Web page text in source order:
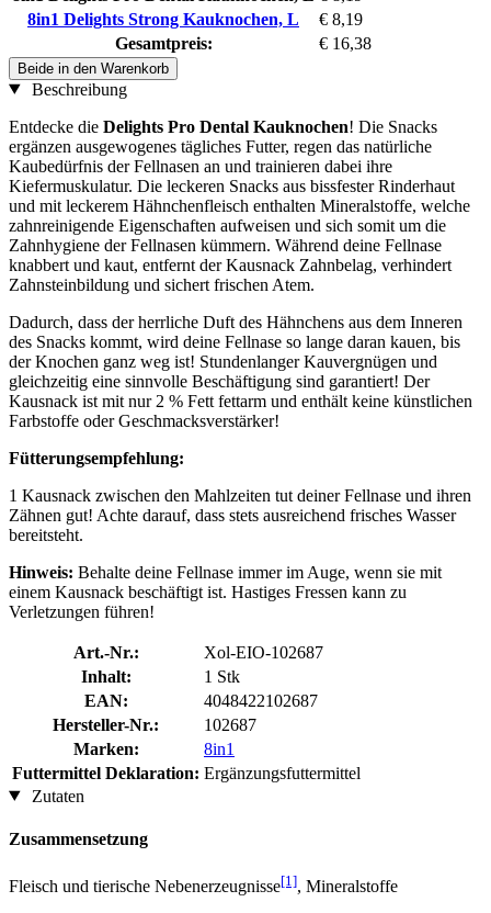
8in1 Delights Strong Kauknochen, L
€ 8,19
Gesamtpreis:
€ 16,38
Beide in den Warenkorb
Beschreibung
Entdecke die Delights Pro Dental Kauknochen! Die Snacks
ergänzen ausgewogenes tägliches Futter, regen das natürliche
Kaubedürfnis der Fellnasen an und trainieren dabei ihre
Kiefermuskulatur. Die leckeren Snacks aus bissfester Rinderhaut
und mit leckerem Hähnchenfleisch enthalten Mineralstoffe, welche
zahnreinigende Eigenschaften aufweisen und sich somit um die
Zahnhygiene der Fellnasen kümmern. Während deine Fellnase
knabbert und kaut, entfernt der Kausnack Zahnbelag, verhindert
Zahnsteinbildung und sichert frischen Atem.
Dadurch, dass der herrliche Duft des Hähnchens aus dem Inneren
des Snacks kommt, wird deine Fellnase so lange daran kauen, bis
der Knochen ganz weg ist! Stundenlanger Kauvergnügen und
gleichzeitig eine sinnvolle Beschäftigung sind garantiert! Der
Kausnack ist mit nur 2 % Fett fettarm und enthält keine künstlichen
Farbstoffe oder Geschmacksverstärker!
Fütterungsempfehlung:
1 Kausnack zwischen den Mahlzeiten tut deiner Fellnase und ihren
Zähnen gut! Achte darauf, dass stets ausreichend frisches Wasser
bereitsteht.
Hinweis: Behalte deine Fellnase immer im Auge, wenn sie mit
einem Kausnack beschäftigt ist. Hastiges Fressen kann zu
Verletzungen führen!
Art.-Nr.:
Xol-EIO-102687
Inhalt:
1 Stk
EAN:
4048422102687
Hersteller-Nr.:
102687
Marken:
8in1
Futtermittel Deklaration: Ergänzungsfuttermittel
Zutaten
Zusammensetzung
Fleisch und tierische Nebenerzeugnisse[1], Mineralstoffe